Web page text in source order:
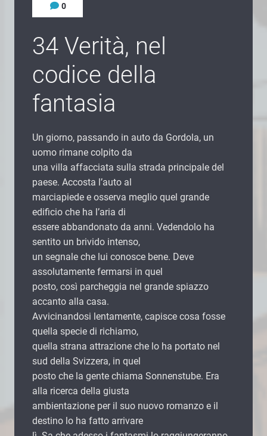
0
34 Verità, nel
codice della
fantasia
Un giorno, passando in auto da Gordola, un
uomo rimane colpito da
una villa affacciata sulla strada principale del
paese. Accosta l’auto al
marciapiede e osserva meglio quel grande
edificio che ha l’aria di
essere abbandonato da anni. Vedendolo ha
sentito un brivido intenso,
un segnale che lui conosce bene. Deve
assolutamente fermarsi in quel
posto, così parcheggia nel grande spiazzo
accanto alla casa.
Avvicinandosi lentamente, capisce cosa fosse
quella specie di richiamo,
quella strana attrazione che lo ha portato nel
sud della Svizzera, in quel
posto che la gente chiama Sonnenstube. Era
alla ricerca della giusta
ambientazione per il suo nuovo romanzo e il
destino lo ha fatto arrivare